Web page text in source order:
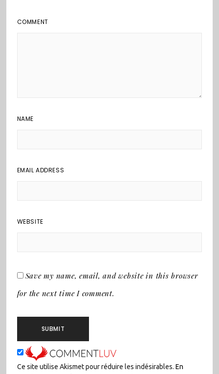
COMMENT
NAME
EMAIL ADDRESS
WEBSITE
Save my name, email, and website in this browser
for the next time I comment.
Ce site utilise Akismet pour réduire les indésirables. En